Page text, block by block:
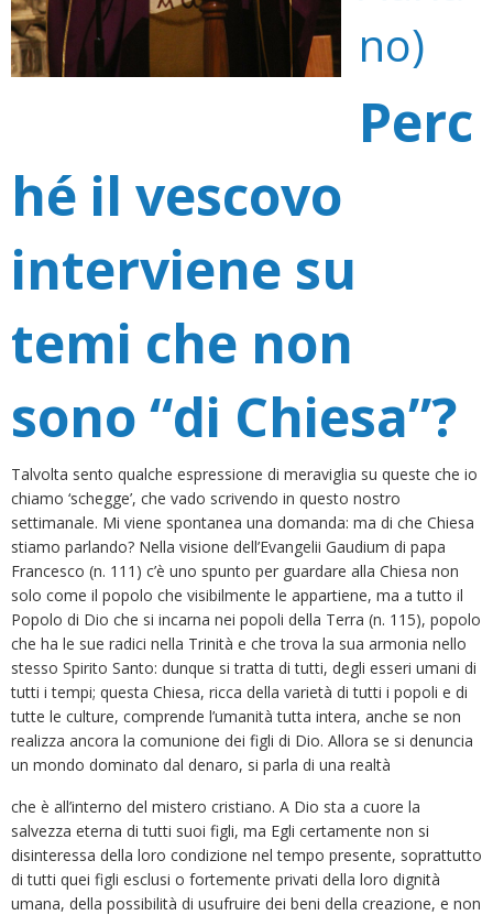
no)
Perc
hé il vescovo
interviene su
temi che non
sono “di Chiesa”?
Talvolta sento qualche espressione di meraviglia su queste che io
chiamo ‘schegge’, che vado scrivendo in questo nostro
settimanale. Mi viene spontanea una domanda: ma di che Chiesa
stiamo parlando? Nella visione dell’Evangelii Gaudium di papa
Francesco (n. 111) c’è uno spunto per guardare alla Chiesa non
solo come il popolo che visibilmente le appartiene, ma a tutto il
Popolo di Dio che si incarna nei popoli della Terra (n. 115), popolo
che ha le sue radici nella Trinità e che trova la sua armonia nello
stesso Spirito Santo: dunque si tratta di tutti, degli esseri umani di
tutti i tempi; questa Chiesa, ricca della varietà di tutti i popoli e di
tutte le culture, comprende l’umanità tutta intera, anche se non
realizza ancora la comunione dei figli di Dio. Allora se si denuncia
un mondo dominato dal denaro, si parla di una realtà
che è all’interno del mistero cristiano. A Dio sta a cuore la
salvezza eterna di tutti suoi figli, ma Egli certamente non si
disinteressa della loro condizione nel tempo presente, soprattutto
di tutti quei figli esclusi o fortemente privati della loro dignità
umana, della possibilità di usufruire dei beni della creazione, e non